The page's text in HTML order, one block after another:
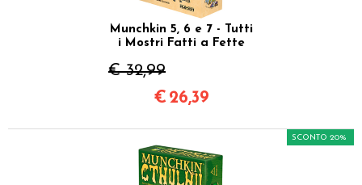
Munchkin 5, 6 e 7 - Tutti
i Mostri Fatti a Fette
€ 32,99
€ 26,39
SCONTO 20%